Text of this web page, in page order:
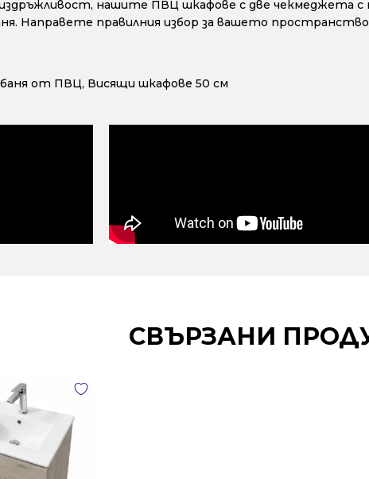
нашите ПВЦ шкафове с две чекмеджета с
Направете правилния избор за вашето
от ПВЦ, Висящи шкафове 50 см
СВЪРЗАНИ